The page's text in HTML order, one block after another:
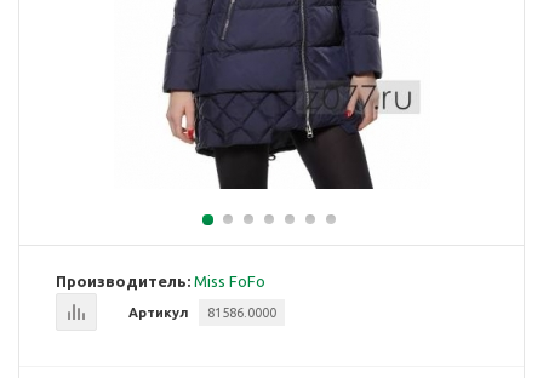
Производитель: Miss FoFo
Артикул 81586.0000